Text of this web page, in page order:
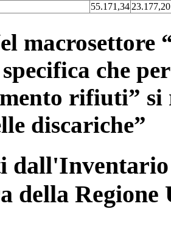
55.171,3423.177,20
macrosettore
che
rifiuti”
discariche”
della